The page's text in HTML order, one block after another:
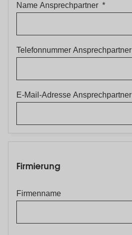
Name Ansprechpartner
Telefonnummer Ansprechpartner
E-Mail-Adresse Ansprechpartner
Firmierung
Firmenname